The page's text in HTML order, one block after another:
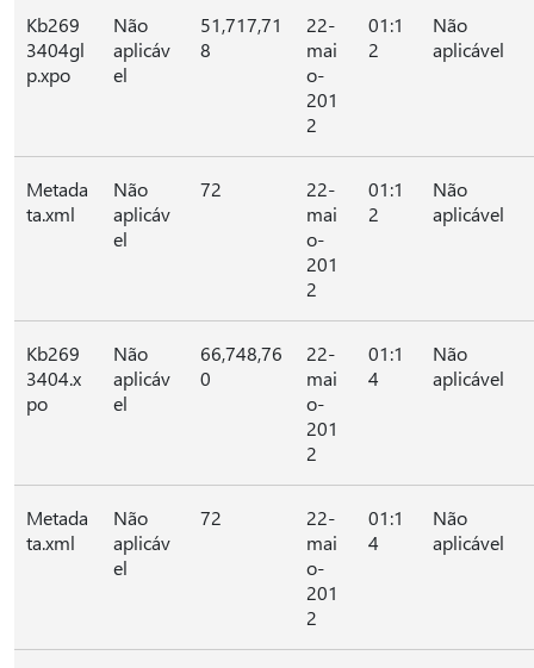
Kb269
3404gl
p.xpo
Não
aplicáv
el
51,717,71
8
22-
mai
o-
201
2
01:1
2
Não
aplicável
Metada
ta.xml
Não
aplicáv
el
72
22-
mai
o-
201
2
01:1
2
Não
aplicável
Kb269
3404.x
po
Não
aplicáv
el
66,748,76
0
22-
mai
o-
201
2
01:1
4
Não
aplicável
Metada
ta.xml
Não
aplicáv
el
72
22-
mai
o-
201
2
01:1
4
Não
aplicável